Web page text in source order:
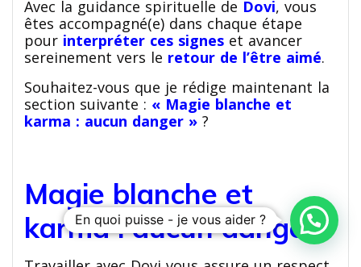
Avec la guidance spirituelle de Dovi, vous
êtes accompagné(e) dans chaque étape
pour interpréter ces signes et avancer
sereinement vers le retour de l’être aimé.
Souhaitez-vous que je rédige maintenant la
section suivante : « Magie blanche et
karma : aucun danger » ?
Magie blanche et
karma : aucun danger
En quoi puisse - je vous aider ?